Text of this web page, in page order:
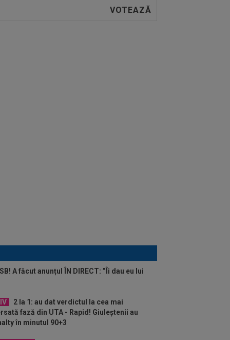
A făcut anunțul ÎN DIRECT: ”Îi dau eu lui
2 la 1: au dat verdictul la cea mai
fază din UTA - Rapid! Giuleștenii au
în minutul 90+3